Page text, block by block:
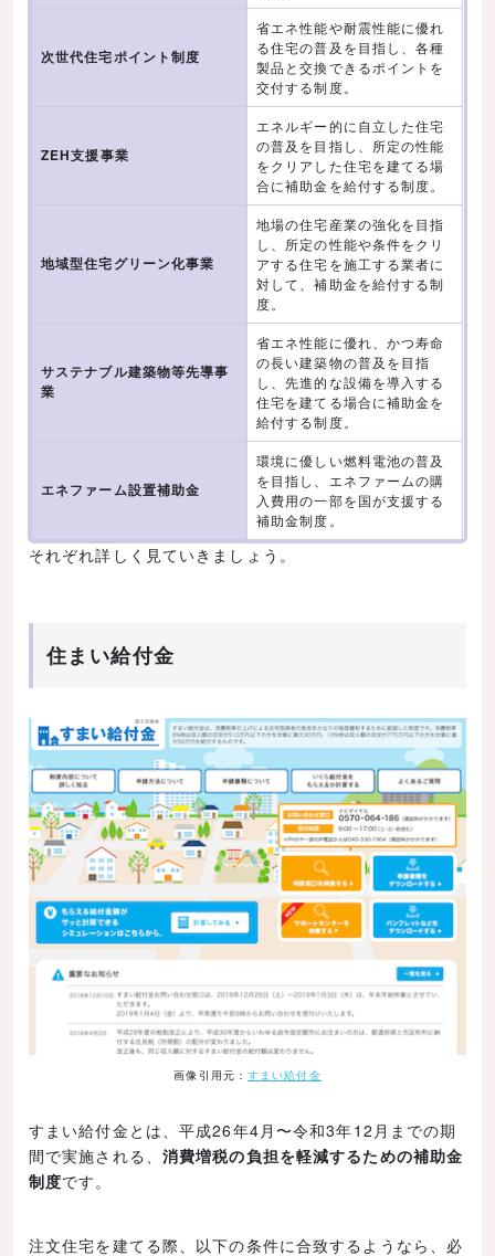
エネファーム設置補助金
受け取るタイミング
注文住宅で利用できる減税が見込める税金の種類
まとめ
次世代住宅ポイント制度
省エネ性能や耐震性能に優れ
る住宅の普及を目指し、各種
製品と交換できるポイントを
交付する制度。
ZEH支援事業
エネルギー的に自立した住宅
の普及を目指し、所定の性能
をクリアした住宅を建てる場
合に補助金を給付する制度。
地域型住宅グリーン化事業
地場の住宅産業の強化を目指
し、所定の性能や条件をクリ
アする住宅を施工する業者に
対して、補助金を給付する制
度。
サステナブル建築物等先導事
業
省エネ性能に優れ、かつ寿命
の長い建築物の普及を目指
し、先進的な設備を導入する
住宅を建てる場合に補助金を
給付する制度。
エネファーム設置補助金
環境に優しい燃料電池の普及
を目指し、エネファームの購
入費用の一部を国が支援する
補助金制度。
それぞれ詳しく見ていきましょう。
住まい給付金
画像引用元： すまい給付金
すまい給付金とは、平成26年4月〜令和3年12月までの期
間で実施される、 消費増税の負担を軽減するための補助金
制度です。
注文住宅を建てる際、以下の条件に合致するようなら、必